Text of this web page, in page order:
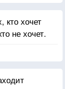
кто хочет
не хочет.